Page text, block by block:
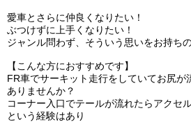
愛車とさらに仲良くなりたい！
ぶつけずに上手くなりたい！
ジャンル問わず、そういう思いをお持ち
【こんな方におすすめです】
FR車でサーキット走行をしていてお尻が
ありませんか？
コーナー入口でテールが流れたらアクセ
という経験はあり